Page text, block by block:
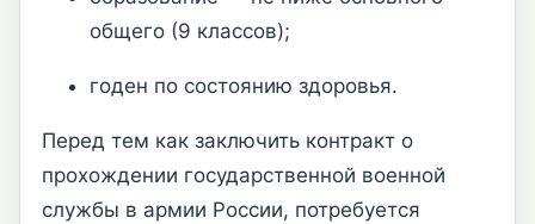
общего (9 классов);
годен по состоянию здоровья.
Перед тем как заключить контракт о
прохождении государственной военной
службы в армии России, потребуется